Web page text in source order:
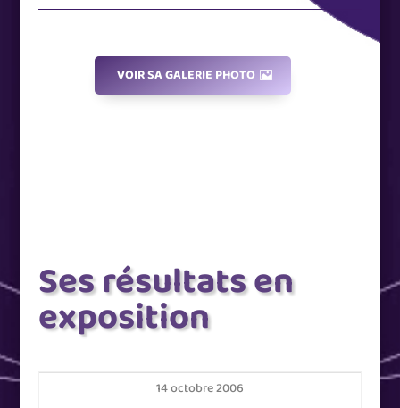
VOIR SA GALERIE PHOTO
Ses résultats en
exposition
14 octobre 2006